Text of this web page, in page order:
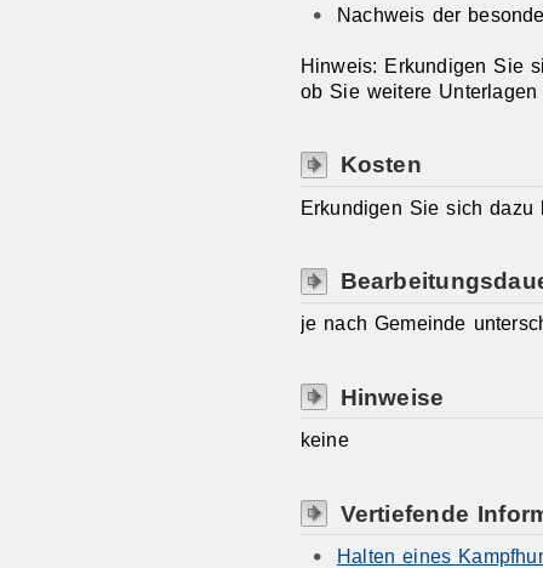
Nachweis der
Hinweis: Erkundigen Sie
ob Sie weitere
Kosten
Erkundigen Sie sich dazu
je nach Gemeinde
Hinweise
keine
Vertiefende
Halten eines